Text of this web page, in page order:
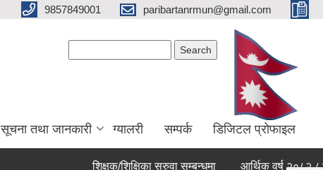
9857849001 paribartanrmun@gmail.com
सूचना तथा जानकारी ग्यालरी सम्पर्क डिजिटल प्रोफाइल
शिक्षक/शिक्षिका सरुवा सम्बन्धमा आर्थिक वर्ष २०८२ ८३